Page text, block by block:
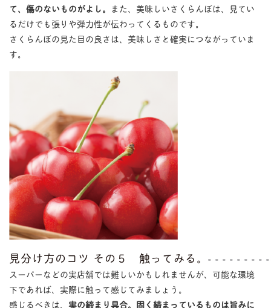
て、傷のないものがよし。 また、美味しいさくらんぼは、見てい
るだけでも張りや弾力性が伝わってくるものです。
さくらんぼの見た目の良さは、美味しさと確実につながっていま
す。
見分け方のコツ その５ 触ってみる。
スーパーなどの実店舗では難しいかもしれませんが、可能な環境
下であれば、実際に触って感じてみましょう。
感じるべきは、 実の締まり具合。固く締まっているものは旨みに